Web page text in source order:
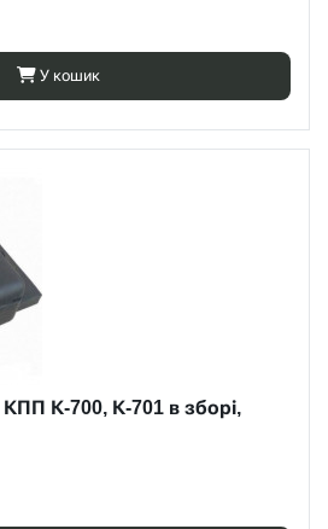
У кошик
К-700, К-701 в зборі,